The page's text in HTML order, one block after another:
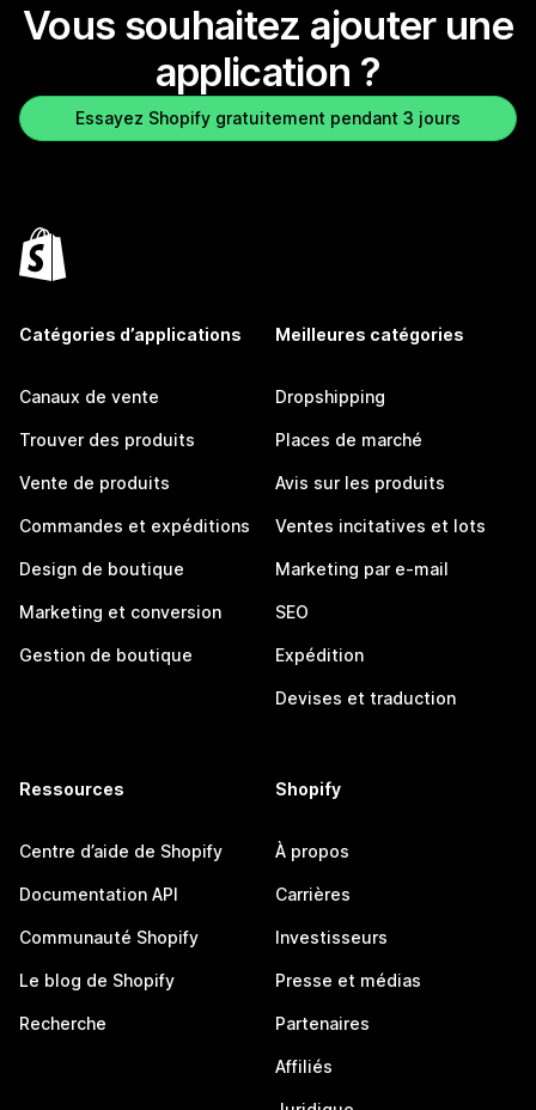
Vous souhaitez ajouter une
application ?
Essayez Shopify gratuitement pendant 3 jours
Catégories d’applications
Canaux de vente
Trouver des produits
Vente de produits
Commandes et expéditions
Design de boutique
Marketing et conversion
Gestion de boutique
Meilleures catégories
Dropshipping
Places de marché
Avis sur les produits
Ventes incitatives et lots
Marketing par e-mail
SEO
Expédition
Devises et traduction
Ressources
Centre d’aide de Shopify
Documentation API
Communauté Shopify
Le blog de Shopify
Recherche
Shopify
À propos
Carrières
Investisseurs
Presse et médias
Partenaires
Affiliés